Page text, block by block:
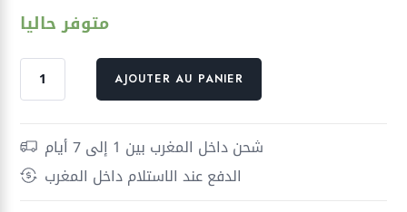
متوفر حاليا
quantité
de
تغير
المناخ
أي
AJOUTER AU PANIER
شحن داخل المغرب بين 1 إلى 7 أيام
الدفع عند الاستلام داخل المغرب